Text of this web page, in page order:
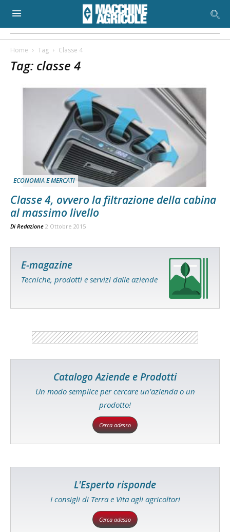
Home Tag Classe 4
Tag: classe 4
ECONOMIA E MERCATI
Classe 4, ovvero la filtrazione della cabina
al massimo livello
Di Redazione 2 Ottobre 2015
E-magazine
Tecniche, prodotti e servizi dalle aziende
Catalogo Aziende e Prodotti
Un modo semplice per cercare un'azienda o un
prodotto!
Cerca adesso
L'Esperto risponde
I consigli di Terra e Vita agli agricoltori
Cerca adesso